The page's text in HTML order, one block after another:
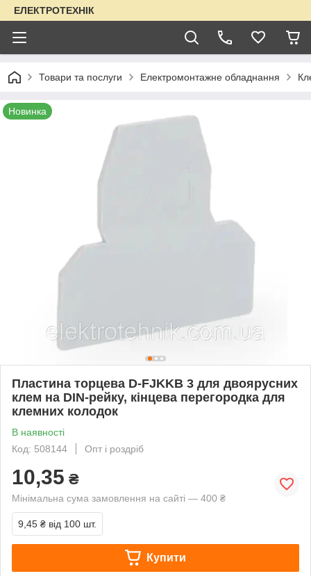
ЕЛЕКТРОТЕХНІК
Товари та послуги Електромонтажне обладнання
Новинка
Пластина торцева D-FJKKB 3 для двоярусних
клем на DIN-рейку, кінцева перегородка для
клемних колодок
В наявності
Код: 508144
Опт і роздріб
10,35 ₴
Мінімальна сума замовлення на сайті — 400 ₴
9,45 ₴ від 100 шт.
Купити